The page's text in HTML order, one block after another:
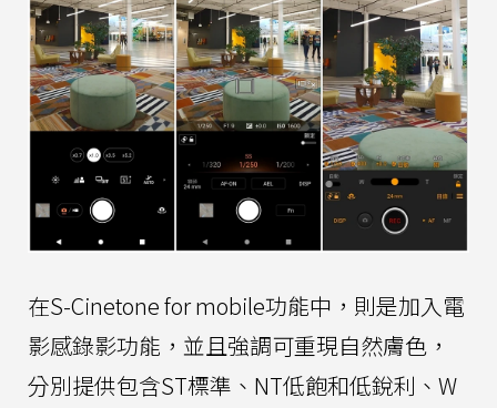
在S-Cinetone for mobile功能中，則是加入電
影感錄影功能，並且強調可重現自然膚色，
分別提供包含ST標準、NT低飽和低銳利、W